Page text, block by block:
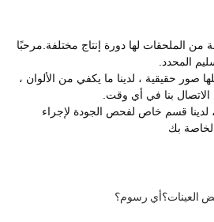
من الملحقات لها دورة إنتاج مختلفة.مرحبًا
المحدد.
صور حقيقية ، لدينا ما يكفي من الألوان ،
بنا في أي وقت.
لدينا قسم خاص لفحص الجودة لإجراء
بك